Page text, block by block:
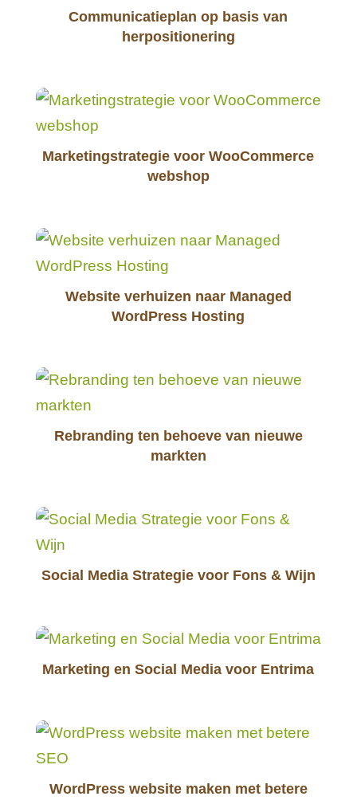
Communicatieplan op basis van
herpositionering
Marketingstrategie voor WooCommerce
webshop
Website verhuizen naar Managed
WordPress Hosting
Rebranding ten behoeve van nieuwe
markten
Social Media Strategie voor Fons & Wijn
Marketing en Social Media voor Entrima
WordPress website maken met betere